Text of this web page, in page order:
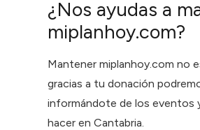
¿Nos ayudas a
miplanhoy.com?
Mantener miplanhoy.com no
gracias a tu donación
informándote de los eventos
hacer en Cantabria.